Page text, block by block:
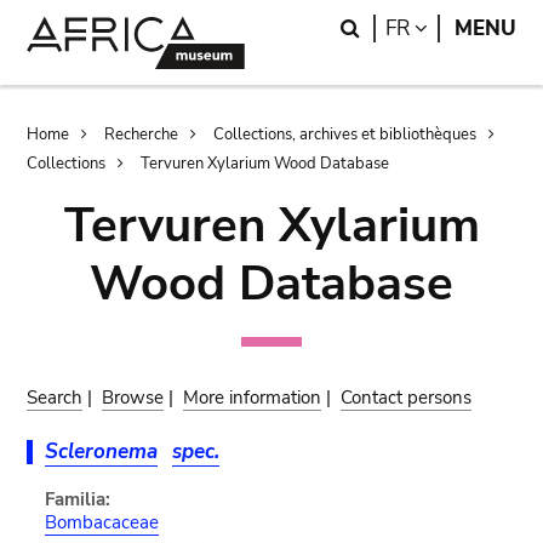
Search
FR LANGUAGE
MENU
Breadcrumb
Home Recherche
Collections, archives et bibliothèques
Collections
Tervuren Xylarium Wood Database
Tervuren Xylarium
Wood Database
Search | Browse | More information | Contact persons
Scleronema spec.
Familia:
Bombacaceae